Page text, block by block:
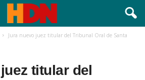
Jura nuevo juez titular del Tribunal Oral de Santa
titular del